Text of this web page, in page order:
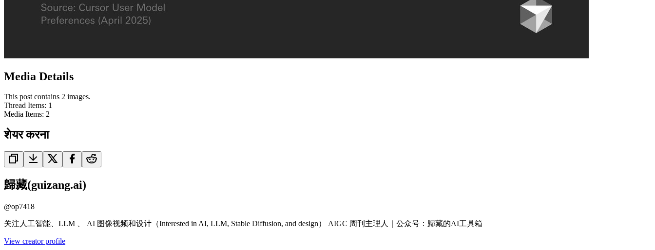
Media Details
This post contains 2 images.
Thread Items: 1
Media Items: 2
शेयर करना
歸藏(guizang.ai)
@op7418
关注人工智能、LLM 、 AI 图像视频和设计（Interested in AI, LLM, Stable Diffusion, and design） AIGC 周刊主理人｜公众号：歸藏的AI工具箱
View creator profile